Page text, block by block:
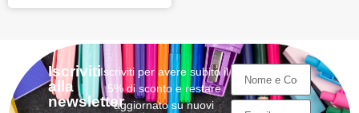
Iscriviti
alla
newsletter
Iscriviti per avere subito il
5% di sconto e restare
aggiornato su nuovi